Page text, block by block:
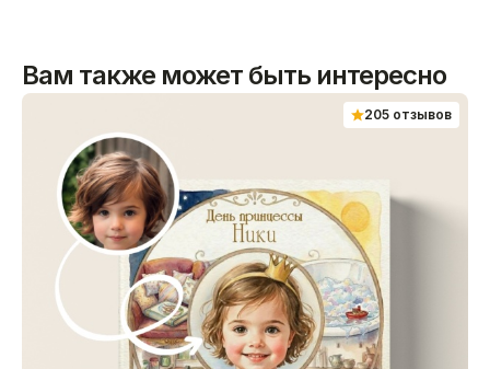
Вам также может быть интересно
205 отзывов